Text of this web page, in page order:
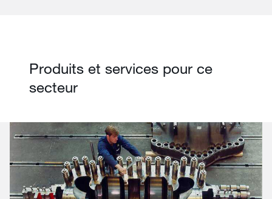
Produits et services pour ce
secteur